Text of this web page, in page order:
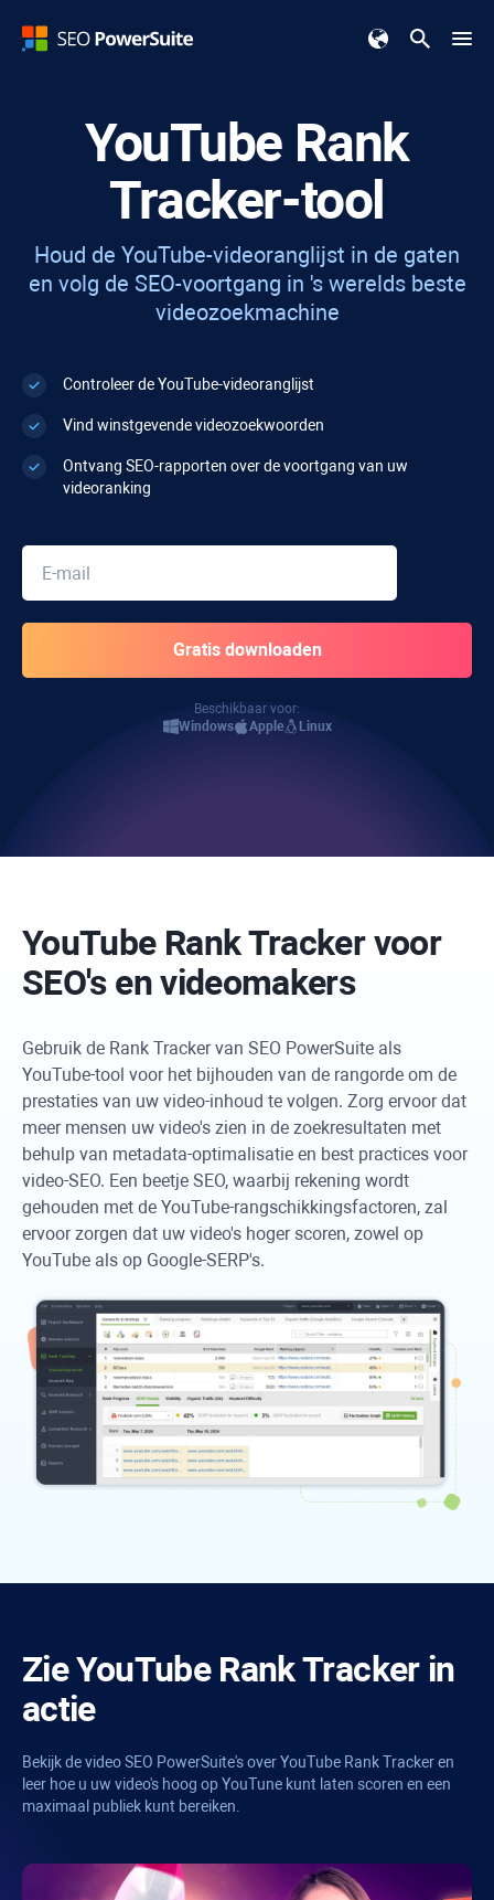
YouTube Rank
Tracker-tool
Houd de YouTube-videoranglijst in de gaten
en volg de SEO-voortgang in 's werelds beste
videozoekmachine
Controleer de YouTube-videoranglijst
Vind winstgevende videozoekwoorden
Ontvang SEO-rapporten over de voortgang van uw
videoranking
Beschikbaar voor:
Windows
Apple Linux
YouTube Rank Tracker voor
SEO's en videomakers
Gebruik de Rank Tracker van SEO PowerSuite als
YouTube-tool voor het bijhouden van de rangorde om de
prestaties van uw video-inhoud te volgen. Zorg ervoor dat
meer mensen uw video's zien in de zoekresultaten met
behulp van metadata-optimalisatie en best practices voor
video-SEO. Een beetje SEO, waarbij rekening wordt
gehouden met de YouTube-rangschikkingsfactoren, zal
ervoor zorgen dat uw video's hoger scoren, zowel op
YouTube als op Google-SERP's.
ZieYouTube Rank Trackerin
actie
Bekijk de videoSEO PowerSuite'soverYouTube Rank Trackeren
leer hoe u uw video's hoog op YouTune kunt laten scoren en een
maximaal publiek kunt bereiken.